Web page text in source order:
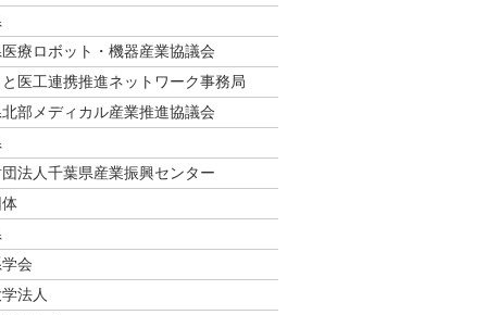
療ロボット・機器産業協議会
と医⼯連携推進ネットワーク事務局
部メディカル産業推進協議会
法人千葉県産業振興センター
会
法人